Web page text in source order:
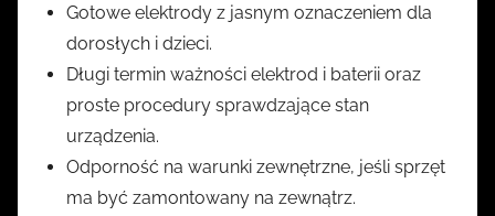
Gotowe elektrody z jasnym oznaczeniem dla
dorosłych i dzieci.
Długi termin ważności elektrod i baterii oraz
proste procedury sprawdzające stan
urządzenia.
Odporność na warunki zewnętrzne, jeśli sprzęt
ma być zamontowany na zewnątrz.